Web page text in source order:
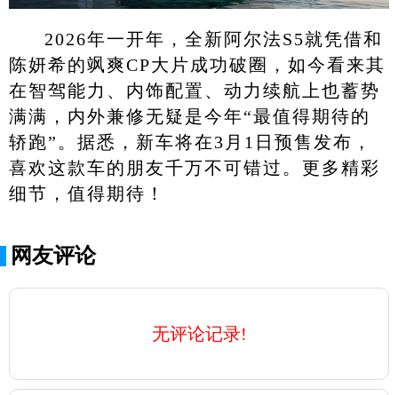
2026年一开年，全新阿尔法S5就凭借和
陈妍希的飒爽CP大片成功破圈，如今看来其
在智驾能力、内饰配置、动力续航上也蓄势
满满，内外兼修无疑是今年“最值得期待的
轿跑”。据悉，新车将在3月1日预售发布，
喜欢这款车的朋友千万不可错过。更多精彩
细节，值得期待！
网友评论
无评论记录!